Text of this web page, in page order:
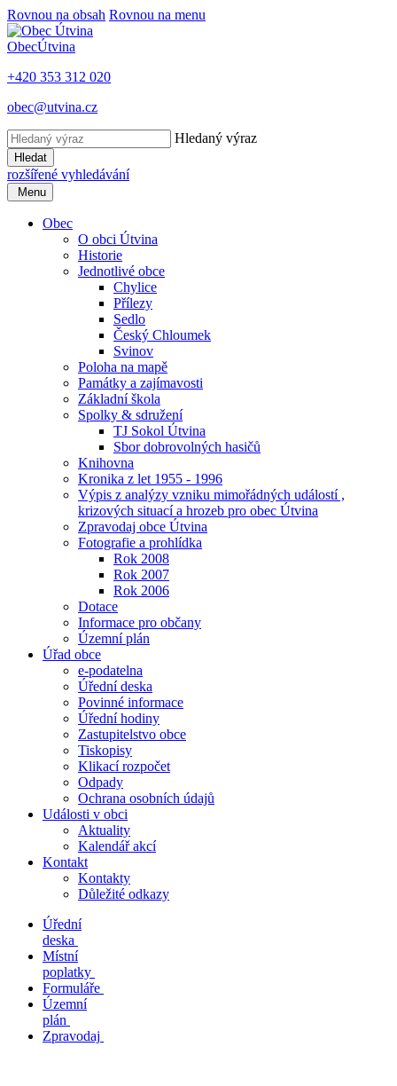
Rovnou na obsah Rovnou na menu
ObecÚtvina
+420 353 312 020
obec@utvina.cz
Hledaný výraz
Hledat
rozšířené vyhledávání
Menu
Obec
O obci Útvina
Historie
Jednotlivé obce
Chylice
Přílezy
Sedlo
Český Chloumek
Svinov
Poloha na mapě
Památky a zajímavosti
Základní škola
Spolky & sdružení
TJ Sokol Útvina
Sbor dobrovolných hasičů
Knihovna
Kronika z let 1955 - 1996
Výpis z analýzy vzniku mimořádných událostí ,
krizových situací a hrozeb pro obec Útvina
Zpravodaj obce Útvina
Fotografie a prohlídka
Rok 2008
Rok 2007
Rok 2006
Dotace
Informace pro občany
Územní plán
Úřad obce
e-podatelna
Úřední deska
Povinné informace
Úřední hodiny
Zastupitelstvo obce
Tiskopisy
Klikací rozpočet
Odpady
Ochrana osobních údajů
Události v obci
Aktuality
Kalendář akcí
Kontakt
Kontakty
Důležité odkazy
Úřední
deska
Místní
poplatky
Formuláře
Územní
plán
Zpravodaj